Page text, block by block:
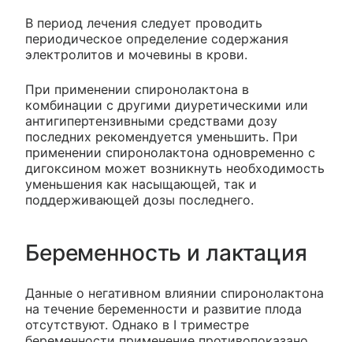
В период лечения следует проводить
периодическое определение содержания
электролитов и мочевины в крови.
При применении спиронолактона в
комбинации с другими диуретическими или
антигипертензивными средствами дозу
последних рекомендуется уменьшить. При
применении спиронолактона одновременно с
дигоксином может возникнуть необходимость
уменьшения как насыщающей, так и
поддерживающей дозы последнего.
Беременность и лактация
Данные о негативном влиянии спиронолактона
на течение беременности и развитие плода
отсутствуют. Однако в I триместре